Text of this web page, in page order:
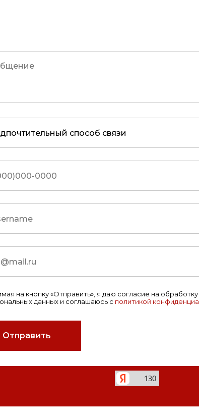
на кнопку «Отправить», я даю согласие на
данных и соглашаюсь с политикой
Отправить
ЭКСПОТУР
Керамика"